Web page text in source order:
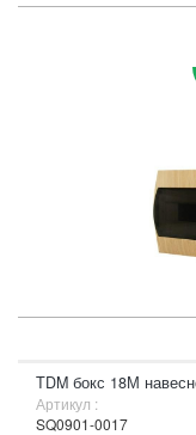
TDM бокс 18М
Артикул :
SQ0901-0017